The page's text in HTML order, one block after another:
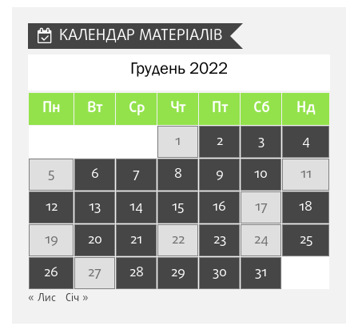
КАЛЕНДАР МАТЕРІАЛІВ
Грудень 2022
Пн Вт Ср Чт Пт Сб Нд
1 2 3
4
5
6 7 8 9 10
11
12
13 14 15 16 17
18
19
20 21 22 23 24
25
26
27 28 29 30 31
« Лис Січ »